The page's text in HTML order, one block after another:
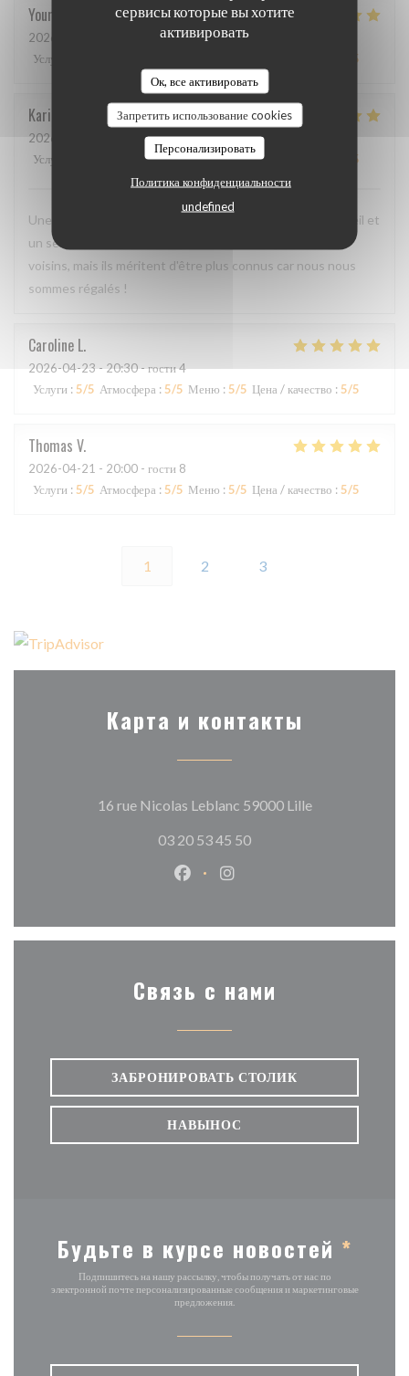
сервисы которые вы хотите
активировать
Ок, все активировать
Запретить использование cookies
Персонализировать
Политика конфиденциальности
undefined
Youri
2026-04-22
- 12:00 - гости 2
Услуги
/5
Karin
2026-05-01
- 19:15 - гости 3
Услуги
Атмосфера:4/5 Меню:5/5 Цена / качество /5
Une cuisine délicieuse et pleine de saveurs, avec un accueil et
un service irréprochables. Moins de monde que chez les
voisins, mais ils méritent d'être plus connus car nous nous
sommes régalés !
Caroline L
2026-04-23- 20:30 - гости 4
Услуги : 5/5 Атмосфера : 5/5 Меню : 5/5 Цена / качество : 5/5
Thomas V
2026-04-21 - 20:00 - гости 8
Услуги : 5/5 Атмосфера : 5/5 Меню : 5/5 Цена / качество : 5/5
1 2 3
Карта и контакты
16 rue Nicolas Leblanc 59000 Lille((открывается
03 20 53 45 50
Facebook ((открывается в
Instagram ((открывается
Связь с нами
ЗАБРОНИРОВАТЬ СТОЛИК
НАВЫНОС
Будьте в курсе новостей *
Подпишитесь на нашу рассылку, чтобы получать от нас по
электронной почте персонализированные сообщения и маркетинговые
предложения.